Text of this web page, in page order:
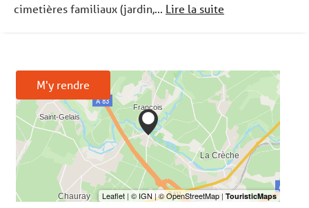
cimetières familiaux (jardin,... Lire la suite
M'y rendre